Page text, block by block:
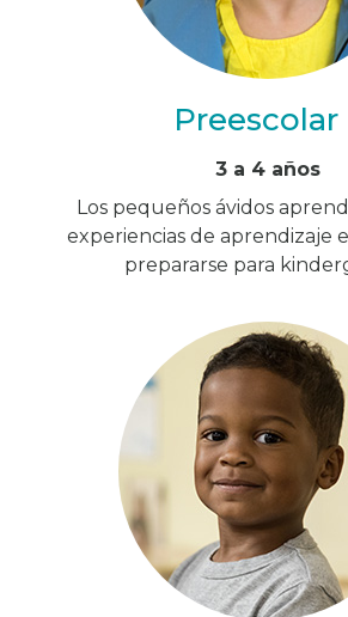
Preescolar
3 a 4 años
Los pequeños ávidos
experiencias de aprendizaje
prepararse para